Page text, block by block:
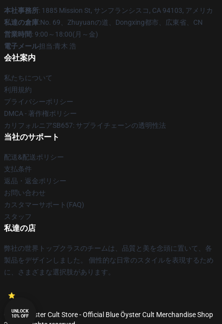
本社事務所: 1885 Mission St, サンフランシスコ, CA 94103, アメリカ
私達の倉庫:No. 69、Zhuyuanの道、Dongxing都市、広東省、CN
営業時間: 9:00～18:00(月～金)
電子メール担当:青木 浩
会社案内
私たちについて
利用規約
プライバシーポリシー
DMCA - 著作権ポリシー
カリフォルニアSB657: サプライチェーンの透明性法
当社のサポート
配送&配送ポリシー
支払条件
返品・返金ポリシー
お問い合わせ
カスタマーサポート(FAQ)
スタッフ
私達の店
弊社の世界トップクラスのチームは、品質と美を念頭に置いて、各
製品をデザインしました。 個性的な日常のスタイルを表現するため
に、さまざまな選択肢があります。
© Blue Öyster Cult Store - Official Blue Öyster Cult Merchandise Shop
UNLOCK
10% OFF